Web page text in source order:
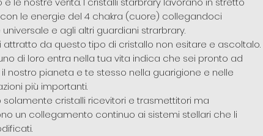
le energie del 4 chakra (cuore) collegandoci
e agli altri guardiani strarbrary.
attratto da questo tipo di cristallo non esitare e ascoltalo.
di loro entra nella tua vita indica che sei pronto ad
nostro pianeta e te stesso nella guarigione e nelle
più importanti.
solamente cristalli ricevitori e trasmettitori ma
un collegamento continuo ai sistemi stellari che li